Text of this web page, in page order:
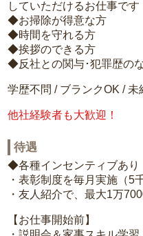
していただけるお仕事です
◆お掃除が得意な方
◆時間を守れる方
◆挨拶のできる方
◆反社との関与･犯罪歴の
学歴不問 / ブランクOK /
他社経験者も大歓迎！
待遇
◆各種インセンティブあり
・表彰制度を毎月実施（5
・友人紹介で、最大1万
【お仕事開始前】